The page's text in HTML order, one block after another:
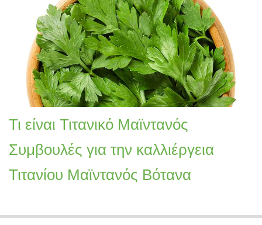
Τι είναι Τιτανικό Μαϊντανός
Συμβουλές για την καλλιέργεια
Τιτανίου Μαϊντανός Βότανα